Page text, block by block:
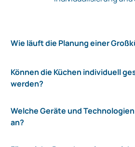
Wie läuft die Planung einer
räumlichen und betrieblichen
technischen Zeichner entwickeln
optimiert und Ihre Wünsche
unserer Erfahrung und modernen
Können die Küchen individuell
werden?
Ihre speziellen Anforderungen –
Anzahl der Mitarbeitenden bis zu
Welche Geräte und
an?